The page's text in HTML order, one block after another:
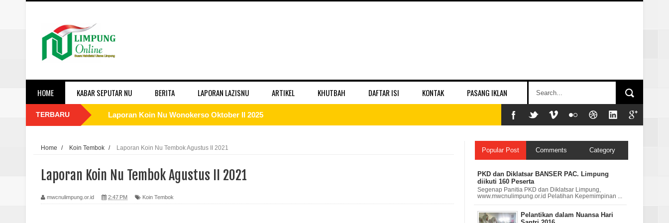
HOME KABAR SEPUTAR NU BERITA LAPORAN LAZISNU ARTIKEL KHUTBAH DAFTAR ISI KONTAK PASANG IKLAN
TERBARU Laporan Koin Nu Wonokerso Oktober II 2025
Laporan Koin Nu Sidomulyo Oktober II 2025
Laporan Koin Nu Sempu Oktober II 2025
Home / Koin Tembok / Laporan Koin Nu Tembok Agustus II 2021
Laporan Koin Nu Tembok Agustus II 2021
mwcnulimpung.or.id 2:47 PM Koin Tembok
Popular Post Comments Category
PKD dan Diklatsar BANSER PAC. Limpung
diikuti 160 Peserta
Segenap Panitia PKD dan Diklatsar Limpung,
www.mwcnulimpung.or.id Pelatihan Kepemimpinan ...
Pelantikan dalam Nuansa Hari